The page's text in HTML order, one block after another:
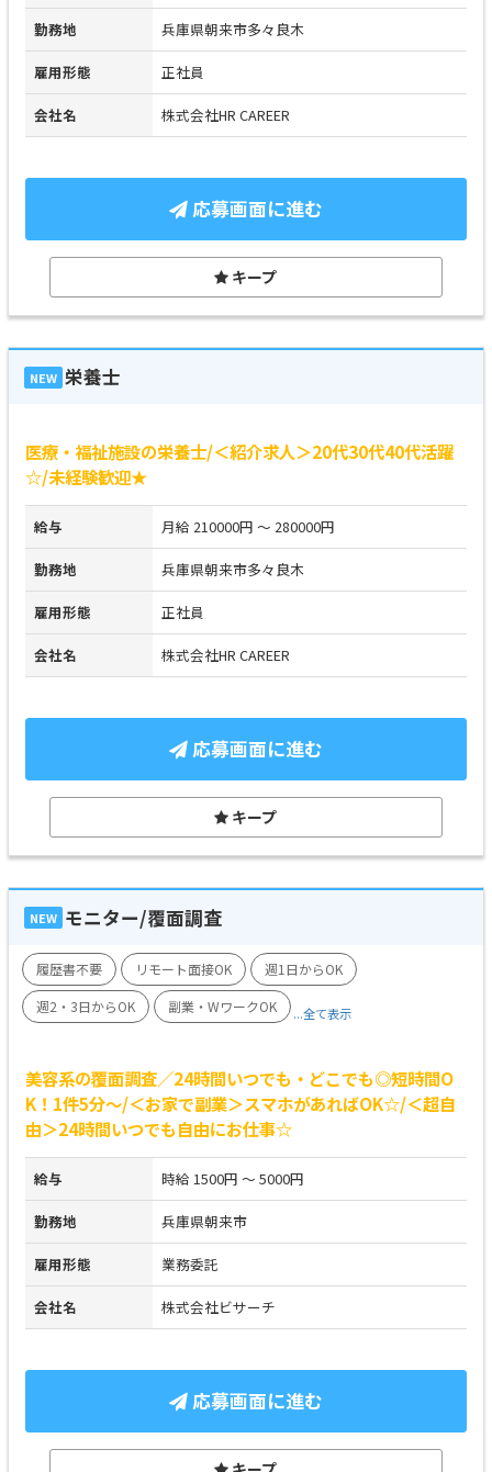
勤務地 兵庫県朝来市多々良木
雇用形態 正社員
会社名 株式会社HR CAREER
応募画面に進む
キープ
NEW 栄養士
医療・福祉施設の栄養士/＜紹介求人＞20代30代40代活躍
☆/未経験歓迎★
給与 月給 210000円 ～ 280000円
勤務地 兵庫県朝来市多々良木
雇用形態 正社員
会社名 株式会社HR CAREER
応募画面に進む
キープ
NEW モニター/覆面調査
履歴書不要 リモート面接OK
週1日からOK
週2・3日からOK
副業・WワークOK ...全て表示
美容系の覆面調査／24時間いつでも・どこでも◎短時間O
K！1件5分～/＜お家で副業＞スマホがあればOK☆/＜超自
由＞24時間いつでも自由にお仕事☆
給与 時給 1500円 ～ 5000円
勤務地 兵庫県朝来市
雇用形態 業務委託
会社名 株式会社ビサーチ
応募画面に進む